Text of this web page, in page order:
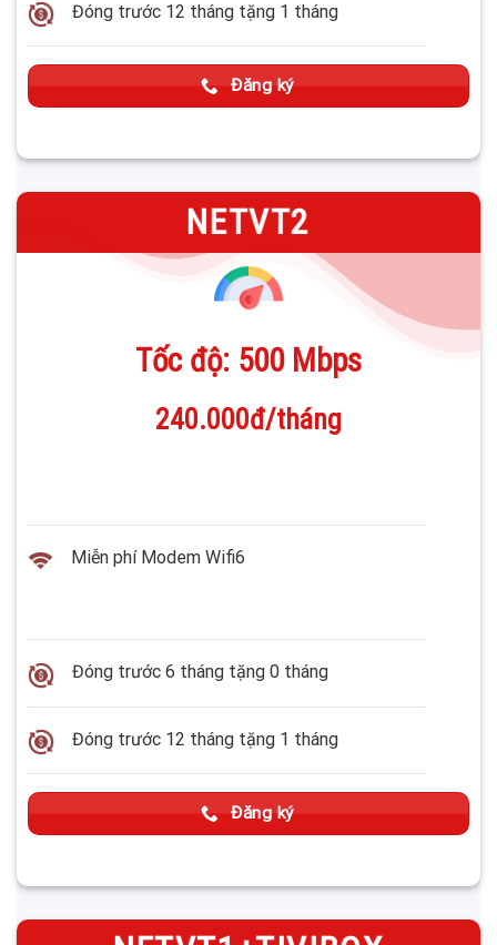
Đóng trước 12 tháng tặng 1 tháng
Đăng ký
—
NETVT2
Tốc độ: 500 Mbps
240.000đ/tháng
Miễn phí Modem Wifi6
Đóng trước 6 tháng tặng 0 tháng
Đóng trước 12 tháng tặng 1 tháng
Đăng ký